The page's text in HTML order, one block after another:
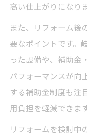
高い仕上がりになり
また、リフォーム後
要なポイントです。
った設備や、補助金
パフォーマンスが向
する補助金制度も注
用負担を軽減できます
リフォームを検討中